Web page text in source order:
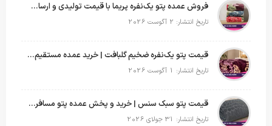
فروش عمده پتو یک‌نفره پریما با قیمت تولیدی و ارسال به سراسر کشور
تاریخ انتشار: 2 آگوست 2026
قیمت پتو یک‌نفره ضخیم گلبافت | خرید عمده مستقیم با بهترین قیمت
تاریخ انتشار: 1 آگوست 2026
قیمت پتو سبک سنس | خرید و پخش عمده پتو مسافرتی Sense
تاریخ انتشار: 31 جولای 2026